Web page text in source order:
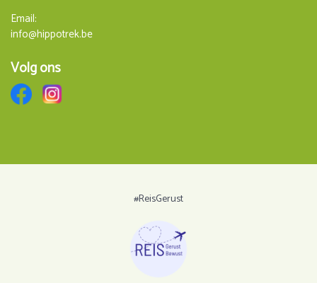
Email:
info@hippotrek.be
Volg ons
#ReisGerust